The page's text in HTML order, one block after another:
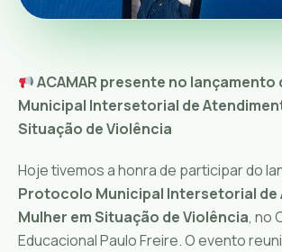
ACAMAR presente no
Municipal Intersetorial de
Situação de Violência
Hoje tivemos a honra de participar do
Protocolo Municipal Intersetorial de
Mulher em Situação de Violência, no
Educacional Paulo Freire. O evento